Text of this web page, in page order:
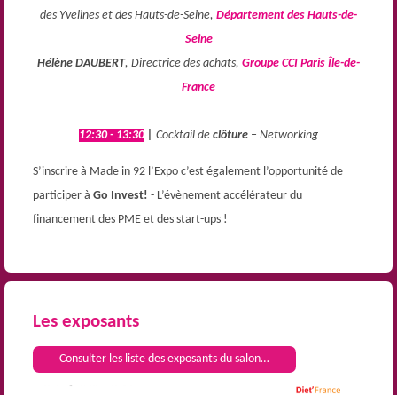
des Yvelines et des Hauts-de-Seine, Département des Hauts-de-
Seine
Hélène DAUBERT, Directrice des achats, Groupe CCI Paris Île-de-
France
12:30 - 13:30 Cocktail de clôture – Networking
S’inscrire à Made in 92 l’Expo c’est également l’opportunité de
participer à Go Invest! - L’évènement accélérateur du
financement des PME et des start-ups !
Les exposants
Consulter les liste des exposants du salon…